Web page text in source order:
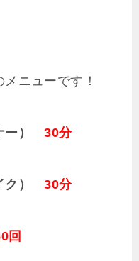
ニューです！
ナー）30分
ク）30分
回